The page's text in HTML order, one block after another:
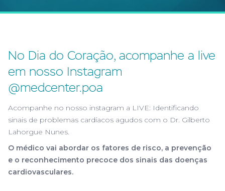
No Dia do Coração, acompanhe a live
em nosso Instagram
@medcenter.poa
Acompanhe no nosso instagram a LIVE: Identificando
sinais de problemas cardíacos agudos com o Dr. Gilberto
Lahorgue Nunes​.
O médico vai abordar os fatores de risco, a prevenção
e o reconhecimento precoce dos sinais das doenças
cardiovasculares.